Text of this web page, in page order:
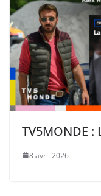
TV5MONDE :
8 avril 2026